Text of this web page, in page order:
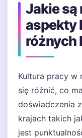
Jakie
aspekty
różnych
Kultura pracy w
się różnić, co
doświadczenia
krajach takich
jest